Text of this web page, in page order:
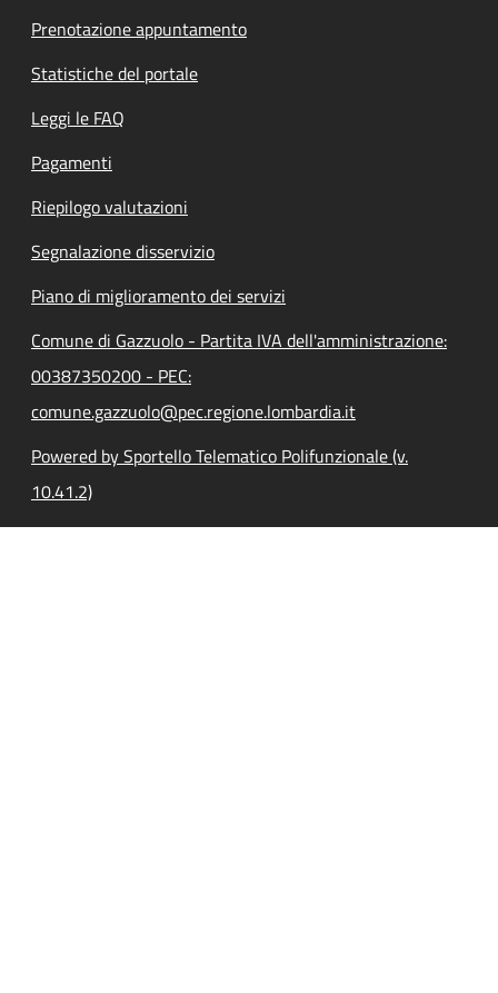
Prenotazione appuntamento
Statistiche del portale
Leggi le FAQ
Pagamenti
Riepilogo valutazioni
Segnalazione disservizio
Piano di miglioramento dei servizi
Comune di Gazzuolo - Partita IVA dell'amministrazione:
00387350200 - PEC:
comune.gazzuolo@pec.regione.lombardia.it
Powered by Sportello Telematico Polifunzionale (v.
10.41.2)